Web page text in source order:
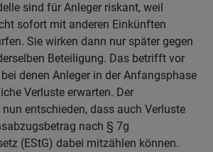
sind für Anleger riskant, weil
sofort mit anderen Einkünften
Sie wirken dann nur später gegen
Beteiligung. Das betrifft vor
denen Anleger in der Anfangsphase
Verluste erwarten. Der
entschieden, dass auch Verluste
nach § 7g
(EStG) dabei mitzählen können.